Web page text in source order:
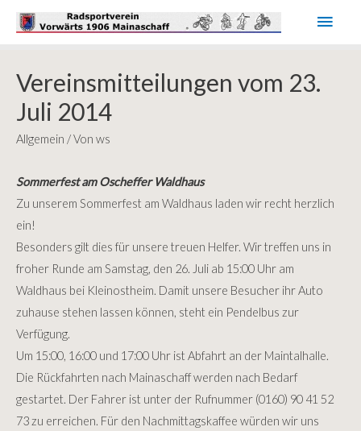
Vereinsmitteilungen vom 23.
Juli 2014
Allgemein / Von ws
Sommerfest am Oscheffer Waldhaus
Zu unserem Sommerfest am Waldhaus laden wir recht herzlich
ein!
Besonders gilt dies für unsere treuen Helfer. Wir treffen uns in
froher Runde am Samstag, den 26. Juli ab 15:00 Uhr am
Waldhaus bei Kleinostheim. Damit unsere Besucher ihr Auto
zuhause stehen lassen können, steht ein Pendelbus zur
Verfügung.
Um 15:00, 16:00 und 17:00 Uhr ist Abfahrt an der Maintalhalle.
Die Rückfahrten nach Mainaschaff werden nach Bedarf
gestartet. Der Fahrer ist unter der Rufnummer (0160) 90 41 52
73 zu erreichen. Für den Nachmittagskaffee würden wir uns